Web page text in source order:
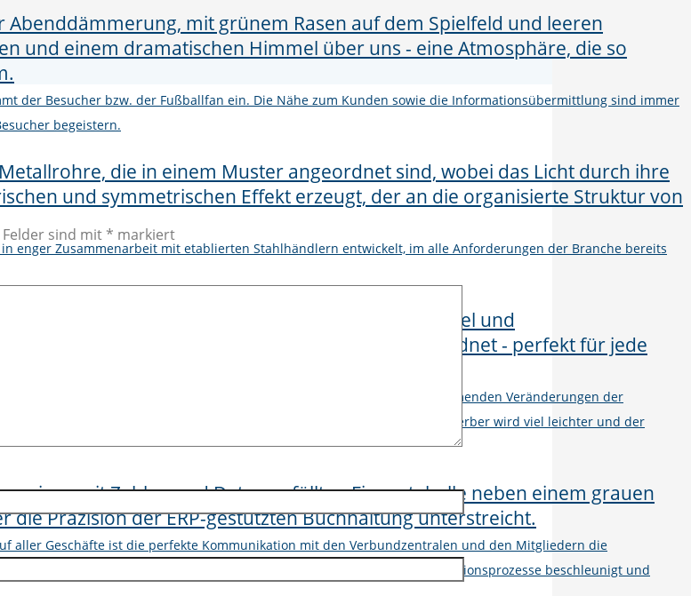
der Besucher bzw. der Fußballfan ein. Die Nähe zum Kunden sowie die Informationsübermittlung sind immer
begeistern.
enger Zusammenarbeit mit etablierten Stahlhändlern entwickelt, im alle Anforderungen der Branche bereits
sowie der Produktionsverbindungshandel ist von den rasant zunehmenden Veränderungen der
deutlich schneller als noch vor ein paar Jahren, der Zutritt für neue Mitbewerber wird viel leichter und der
aller Geschäfte ist die perfekte Kommunikation mit den Verbundzentralen und den Mitgliedern die
die notwendigen Strukturen zu schaffen, mit denen die Kommunikationsprozesse beschleunigt und
sind mit * markiert